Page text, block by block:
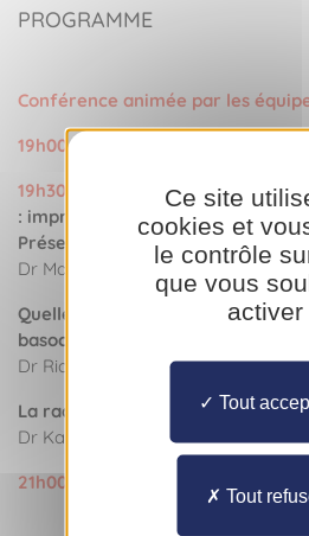
PROGRAMME
Conférence animée par les
19h00 - Accueil & buffet
19h30 - Les carcinomes
: imprégnation iconographique
Présentation du Skin Tumor Center
Dr Marine CAVALIE-MEIFFREN –
Quelles marges chirurgicales
basocellulaires et carcinomes
Dr Riadh BERGUIGA – Chirurgien
La radiothérapie de contact :
Dr Karine BENEZERY-SANNA -
21h00 - Fin de la conférence
Ce site
cookies et
le contrôle
que vous
activer
Tout
Tout